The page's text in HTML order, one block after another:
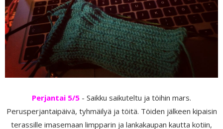
Perjantai 5/5 - Saikku saikuteltu ja töihin mars.
Perusperjantaipäivä, tyhmäilyä ja töitä. Töiden jälkeen kipaisin
terassille imasemaan limpparin ja lankakaupan kautta kotiin,